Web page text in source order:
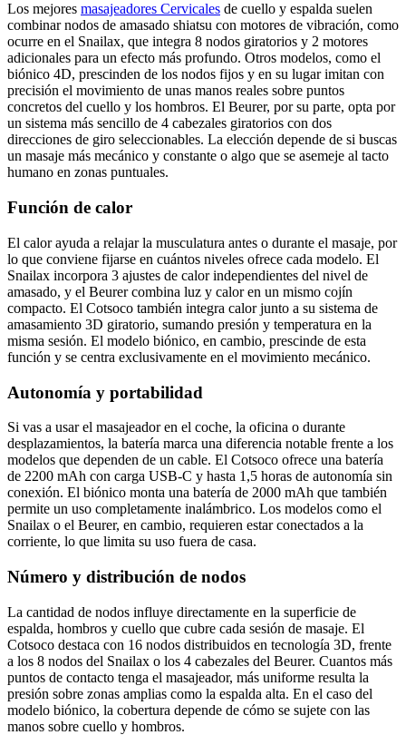
Los mejores masajeadores Cervicales de cuello y espalda suelen
combinar nodos de amasado shiatsu con motores de vibración, como
ocurre en el Snailax, que integra 8 nodos giratorios y 2 motores
adicionales para un efecto más profundo. Otros modelos, como el
biónico 4D, prescinden de los nodos fijos y en su lugar imitan con
precisión el movimiento de unas manos reales sobre puntos
concretos del cuello y los hombros. El Beurer, por su parte, opta por
un sistema más sencillo de 4 cabezales giratorios con dos
direcciones de giro seleccionables. La elección depende de si buscas
un masaje más mecánico y constante o algo que se asemeje al tacto
humano en zonas puntuales.
Función de calor
El calor ayuda a relajar la musculatura antes o durante el masaje, por
lo que conviene fijarse en cuántos niveles ofrece cada modelo. El
Snailax incorpora 3 ajustes de calor independientes del nivel de
amasado, y el Beurer combina luz y calor en un mismo cojín
compacto. El Cotsoco también integra calor junto a su sistema de
amasamiento 3D giratorio, sumando presión y temperatura en la
misma sesión. El modelo biónico, en cambio, prescinde de esta
función y se centra exclusivamente en el movimiento mecánico.
Autonomía y portabilidad
Si vas a usar el masajeador en el coche, la oficina o durante
desplazamientos, la batería marca una diferencia notable frente a los
modelos que dependen de un cable. El Cotsoco ofrece una batería
de 2200 mAh con carga USB-C y hasta 1,5 horas de autonomía sin
conexión. El biónico monta una batería de 2000 mAh que también
permite un uso completamente inalámbrico. Los modelos como el
Snailax o el Beurer, en cambio, requieren estar conectados a la
corriente, lo que limita su uso fuera de casa.
Número y distribución de nodos
La cantidad de nodos influye directamente en la superficie de
espalda, hombros y cuello que cubre cada sesión de masaje. El
Cotsoco destaca con 16 nodos distribuidos en tecnología 3D, frente
a los 8 nodos del Snailax o los 4 cabezales del Beurer. Cuantos más
puntos de contacto tenga el masajeador, más uniforme resulta la
presión sobre zonas amplias como la espalda alta. En el caso del
modelo biónico, la cobertura depende de cómo se sujete con las
manos sobre cuello y hombros.